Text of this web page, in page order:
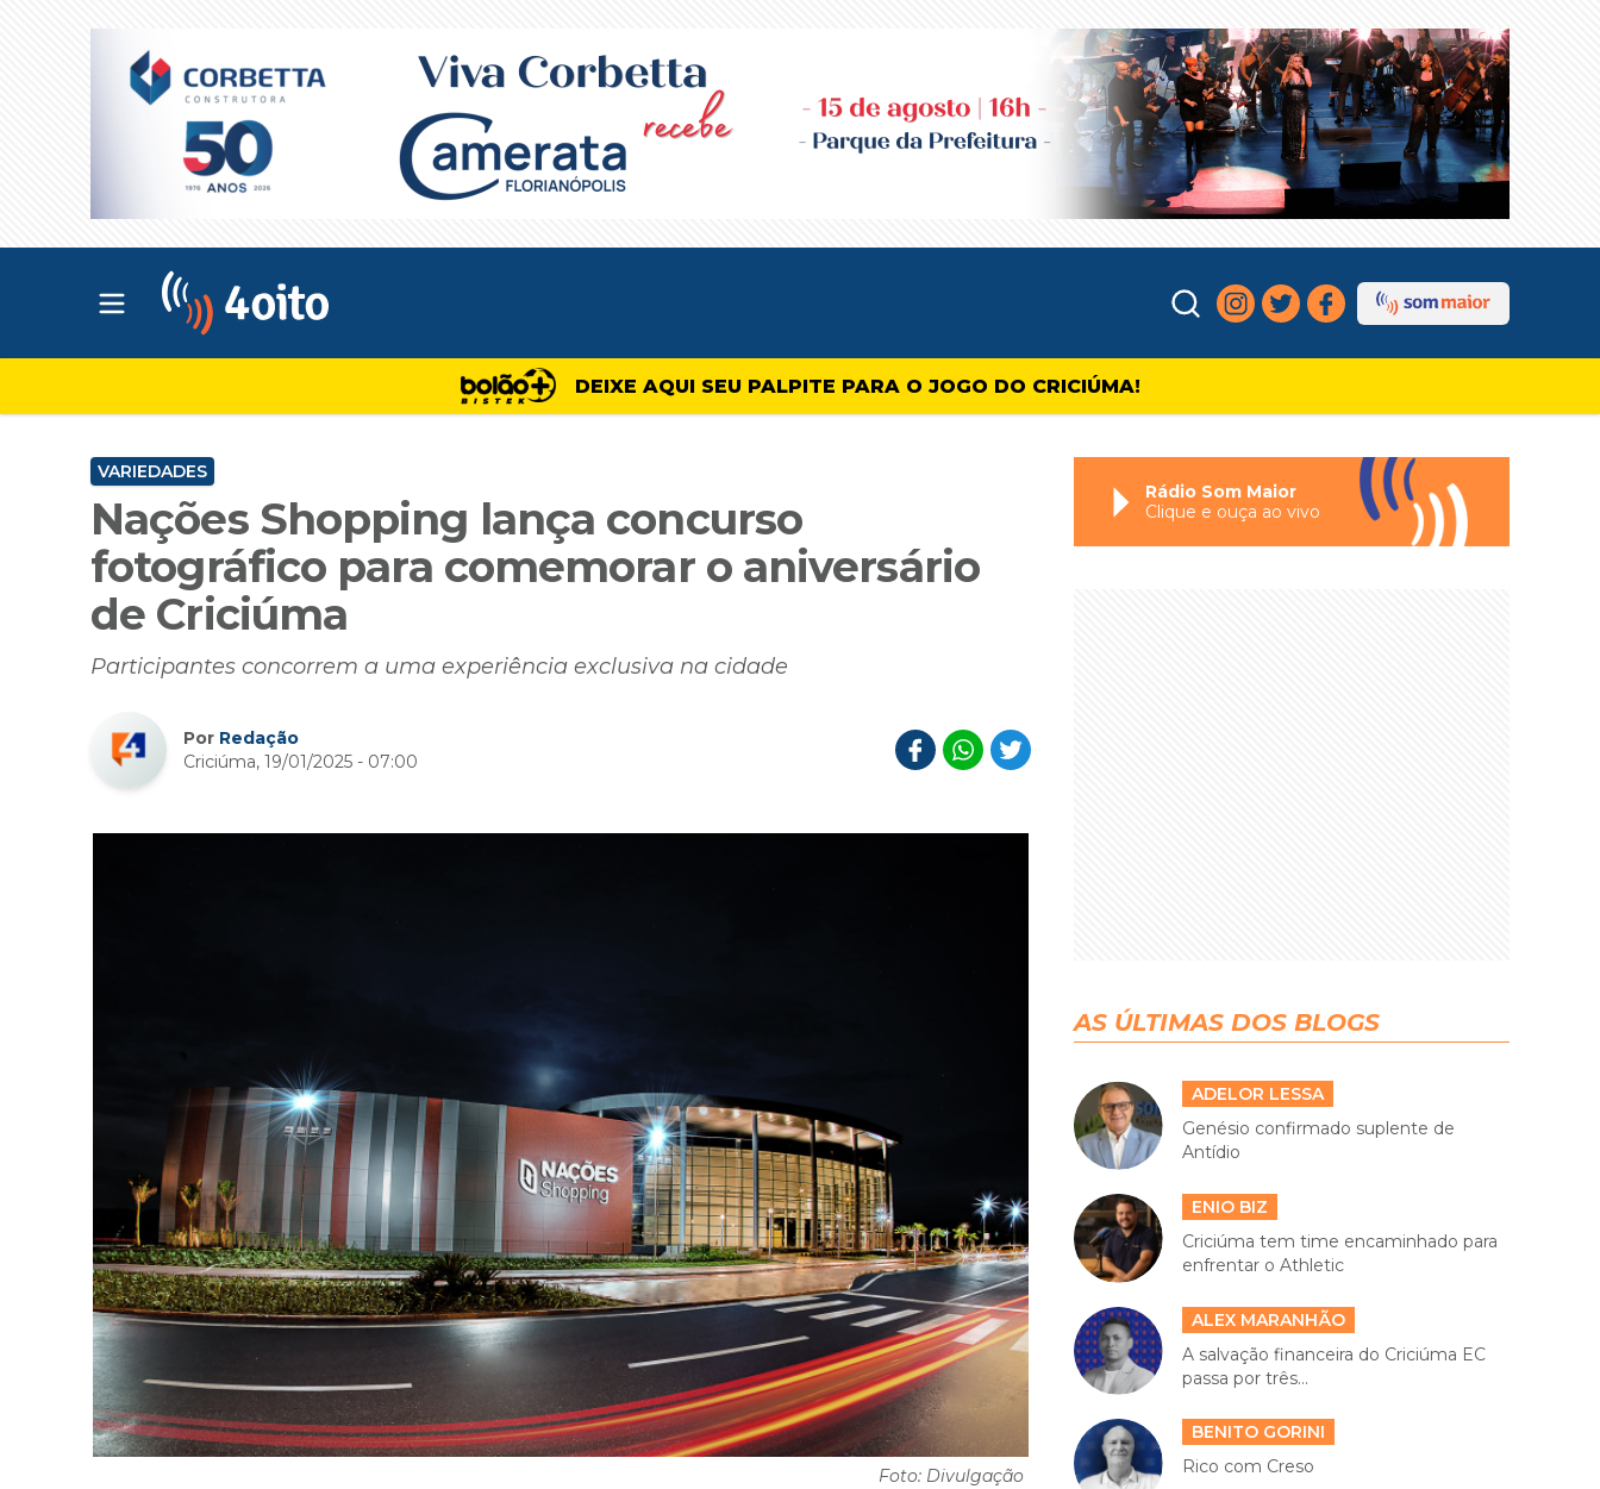
Abrir menu principal
DEIXE AQUI SEU PALPITE PARA O JOGO DO CRICIÚMA!
VARIEDADES
Nações Shopping lança concurso
fotográfico para comemorar o aniversário
de Criciúma
Participantes concorrem a uma experiência exclusiva na cidade
Por Redação
Criciúma, 19/01/2025 - 07:00
Foto: Divulgação
Rádio Som Maior
Clique e ouça ao vivo
AS ÚLTIMAS DOS BLOGS
ADELOR LESSA
Genésio confirmado suplente de
Antídio
ENIO BIZ
Criciúma tem time encaminhado para
enfrentar o Athletic
ALEX MARANHÃO
A salvação financeira do Criciúma EC
passa por três...
BENITO GORINI
Rico com Creso